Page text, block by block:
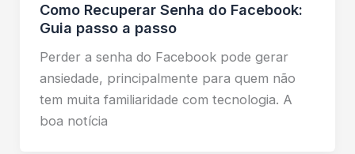
Como Recuperar Senha do Facebook:
Guia passo a passo
Perder a senha do Facebook pode gerar
ansiedade, principalmente para quem não
tem muita familiaridade com tecnologia. A
boa notícia